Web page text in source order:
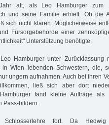
alt, als Leo Hamburger zum
und seine Familie erhielt. Ob die
sich nicht klären. Möglicherweise
Fürsorgebehörde einer
Unterstützung benötigte.
Hamburger unter Zurücklassung
Wien lebenden Schwestern, die,
ungern aufnahmen. Auch bei ihren
ließ sich aber dort
fand kleine Aufträge als
Pass-bildern.
fort. Da Hedwig